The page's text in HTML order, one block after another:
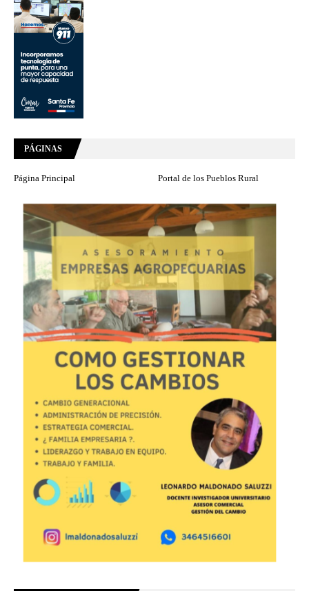
PÁGINAS
Página Principal Portal de los Pueblos Rural